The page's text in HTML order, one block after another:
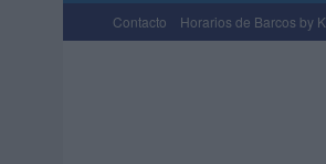
Contacto Horarios de Barcos by